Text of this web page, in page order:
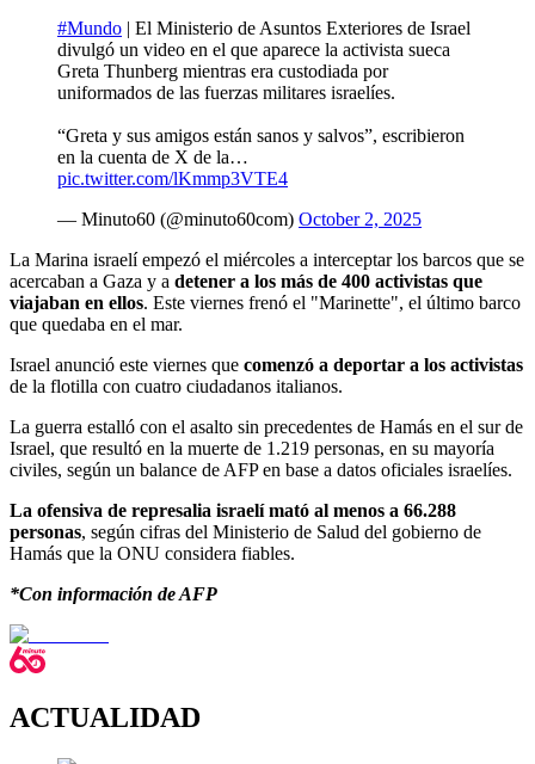
#Mundo | El Ministerio de Asuntos Exteriores de Israel
divulgó un video en el que aparece la activista sueca
Greta Thunberg mientras era custodiada por
uniformados de las fuerzas militares israelíes.
“Greta y sus amigos están sanos y salvos”, escribieron
en la cuenta de X de la…
pic.twitter.com/lKmmp3VTE4
— Minuto60 (@minuto60com) October 2, 2025
La Marina israelí empezó el miércoles a interceptar los barcos que se
acercaban a Gaza y a detener a los más de 400 activistas que
viajaban en ellos. Este viernes frenó el "Marinette", el último barco
que quedaba en el mar.
Israel anunció este viernes que comenzó a deportar a los activistas
de la flotilla con cuatro ciudadanos italianos.
La guerra estalló con el asalto sin precedentes de Hamás en el sur de
Israel, que resultó en la muerte de 1.219 personas, en su mayoría
civiles, según un balance de AFP en base a datos oficiales israelíes.
La ofensiva de represalia israelí mató al menos a 66.288
personas, según cifras del Ministerio de Salud del gobierno de
Hamás que la ONU considera fiables.
*Con información de AFP
ACTUALIDAD